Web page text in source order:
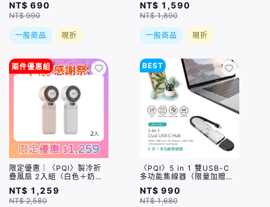
NT$ 690
NT$ 990
一般商品 現折
NT$ 1,590
NT$ 1,890
一般商品 現折
兩件優惠組
限定優惠｜〈PQI〉製冷折
疊風扇 2入組（白色＋奶茶
色）（CYKE-659）
NT$ 1,259
NT$ 2,580
BEST
〈PQI〉5 in 1 雙USB-C
多功能集線器（限量加贈｜
U988 class 10 Micro SD
記憶卡 64GB，附 SD 轉
卡）
NT$ 990
NT$ 1,680